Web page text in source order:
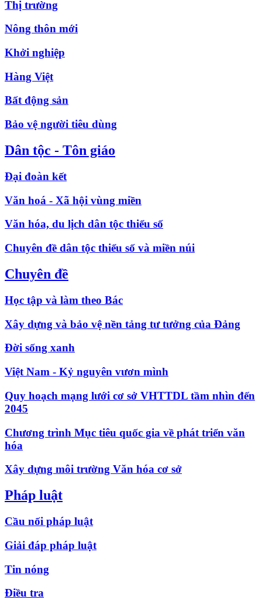
Thị trường
Nông thôn mới
Khởi nghiệp
Hàng Việt
Bất động sản
Bảo vệ người tiêu dùng
Dân tộc - Tôn giáo
Đại đoàn kết
Văn hoá - Xã hội vùng miền
Văn hóa, du lịch dân tộc thiểu số
Chuyên đề dân tộc thiểu số và miền núi
Chuyên đề
Học tập và làm theo Bác
Xây dựng và bảo vệ nền tảng tư tưởng của Đảng
Đời sống xanh
Việt Nam - Kỷ nguyên vươn mình
Quy hoạch mạng lưới cơ sở VHTTDL tầm nhìn đến
2045
Chương trình Mục tiêu quốc gia về phát triển văn
hóa
Xây dựng môi trường Văn hóa cơ sở
Pháp luật
Cầu nối pháp luật
Giải đáp pháp luật
Tin nóng
Điều tra